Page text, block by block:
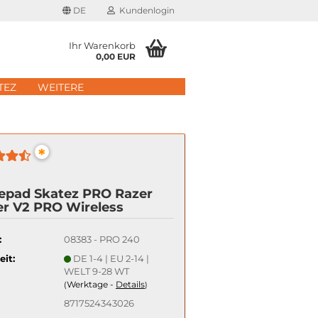
DE Kundenlogin
Schnelle Anmeldung mit
Ihr Warenkorb
0,00 EUR
WEITERE
*
Skatez PRO Razer
V2 PRO Wireless
08383 - PRO 240
DE 1-4 | EU 2-14 |
WELT 9-28 WT
(Werktage - Details)
8717524343026